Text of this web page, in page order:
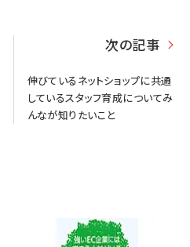
次の記事
伸びているネットショップに共通
しているスタッフ育成についてみ
んなが知りたいこと